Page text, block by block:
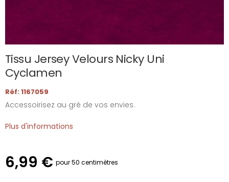
Tissu Jersey Velours Nicky Uni
Cyclamen
Réf: 1167059
Accessoirisez au gré de vos envies.
Plus d'informations
6,99 € pour 50 centimètres